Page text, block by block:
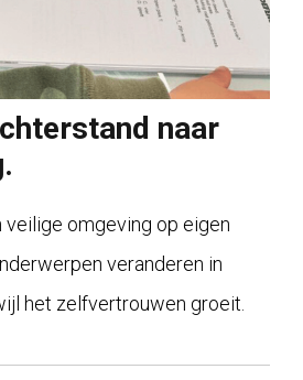
naar
veilige omgeving op eigen
veranderen in
het zelfvertrouwen groeit.